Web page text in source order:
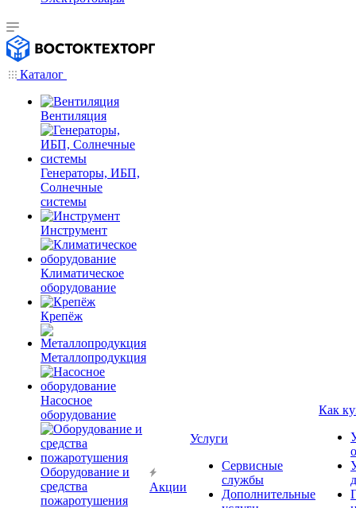
Каталог
Вентиляция
Генераторы, ИБП,
Солнечные
системы
Инструмент
Климатическое
оборудование
Крепёж
Металлопродукция
Насосное
оборудование
Оборудование и
средства
пожаротушения
Акции
Услуги
Сервисные
службы
Дополнительные
Как